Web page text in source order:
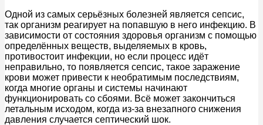
Одной из самых серьёзных болезней является сепсис,
так организм реагирует на попавшую в него инфекцию. В
зависимости от состояния здоровья организм с помощью
определённых веществ, выделяемых в кровь,
противостоит инфекции, но если процесс идёт
неправильно, то появляется сепсис, такое заражение
крови может привести к необратимым последствиям,
когда многие органы и системы начинают
функционировать со сбоями. Всё может закончиться
летальным исходом, когда из-за внезапного снижения
давления случается септический шок.